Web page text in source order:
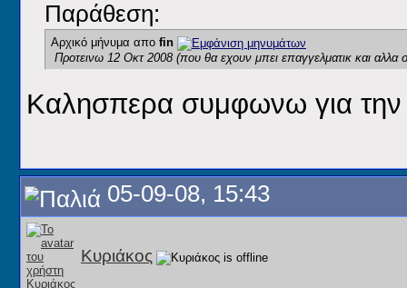
Παράθεση:
Αρχικό μήνυμα απο fin
Προτεινω 12 Οκτ 2008 (που θα εχουν μπει επαγγελματικ και αλλα
Καλησπερα συμφωνω για την
05-09-08, 15:43
Κυριάκος